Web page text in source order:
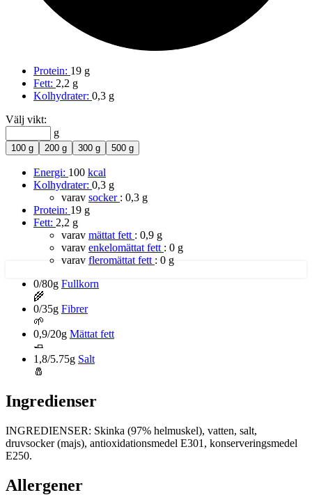
Protein: 19 g
Fett: 2,2 g
Kolhydrater: 0,3 g
Välj vikt:
g
100 g 200 g 300 g 500 g
Energi: 100 kcal
Kolhydrater: 0,3 g
varav socker : 0,3 g
Protein: 19 g
Fett: 2,2 g
varav mättat fett : 0,9 g
varav enkelomättat fett : 0 g
varav fleromättat fett : 0 g
0/80g Fullkorn
🌾
0/35g Fibrer
🌱
0,9/20g Mättat fett
🧈
1,8/5.75g Salt
🧂
Ingredienser
INGREDIENSER: Skinka (97% helmuskel), vatten, salt,
druvsocker (majs), antioxidationsmedel E301, konserveringsmedel
E250.
Allergener